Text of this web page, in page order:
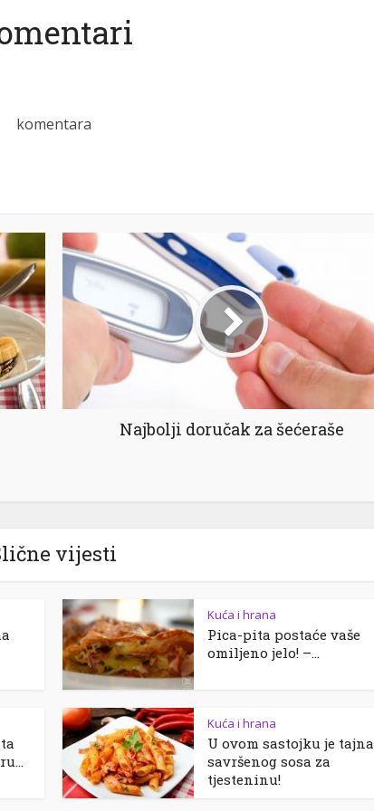
komentara
Najbolji doručak za šećeraše
vijesti
Kuća i hrana
Pica-pita postaće vaše
omiljeno jelo! –...
Kuća i hrana
U ovom sastojku je tajna
savršenog sosa za
tjesteninu!